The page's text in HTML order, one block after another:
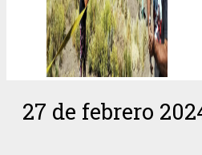
27 de febrero